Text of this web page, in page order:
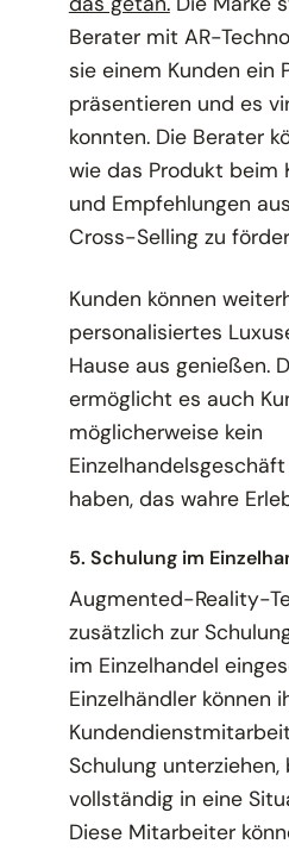
Berater mit AR-
sie einem Kunden ein
präsentieren und es
konnten. Die Berater
wie das Produkt beim
und Empfehlungen
Cross-Selling zu
Kunden können
personalisiertes
Hause aus genießen.
ermöglicht es auch
möglicherweise kein
haben, das wahre
5. Schulung im
Augmented-Reality-
zusätzlich zur
im Einzelhandel
Einzelhändler können
Schulung unterziehen,
vollständig in eine
Diese Mitarbeiter